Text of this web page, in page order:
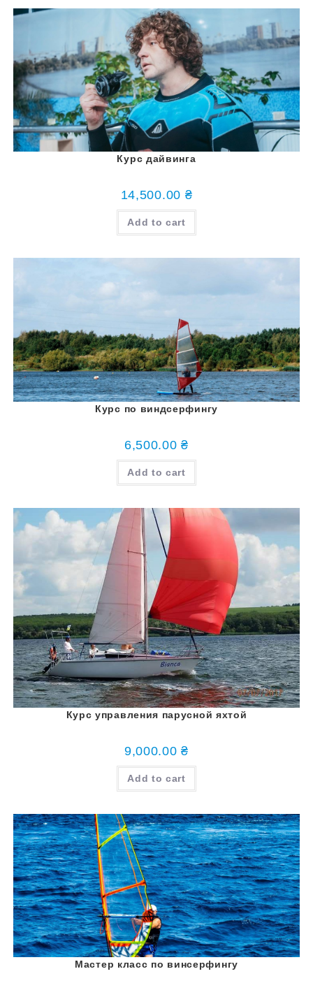
Курс дайвинга
14,500.00 ₴
Add to cart
Курс по виндсерфингу
6,500.00₴
Add to cart
Курс управления парусной яхтой
9,000.00₴
Add to cart
Мастер класс по винсерфингу